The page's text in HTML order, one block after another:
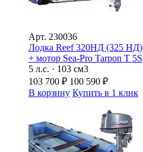
Арт. 230036
Лодка Reef 320НД (325 НД)
+ мотор Sea-Pro Tarpon Т 5S
5 л.с. · 103 см3
103 700 ₽ 100 590 ₽
В корзину Купить в 1 клик